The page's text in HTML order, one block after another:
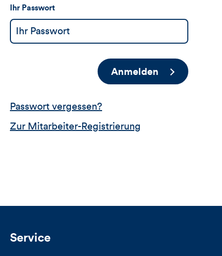
Ihr Passwort
Anmelden
Passwort vergessen?
Zur Mitarbeiter-Registrierung
Service